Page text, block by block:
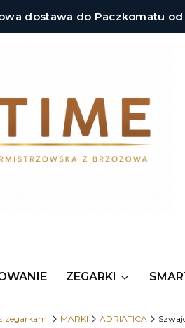
dostawa do Paczkomatu od
ZEGARKI
zegarkami MARKI ADRIATICA